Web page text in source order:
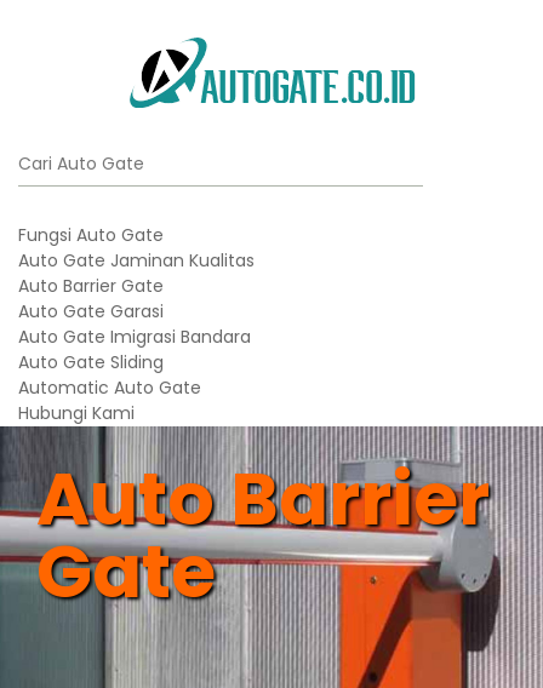
Fungsi Auto Gate
Auto Gate Jaminan Kualitas
Auto Barrier Gate
Auto Gate Garasi
Auto Gate Imigrasi Bandara
Auto Gate Sliding
Automatic Auto Gate
Hubungi Kami
Auto Barrier
Gate